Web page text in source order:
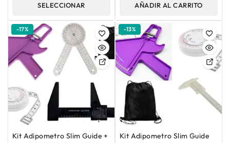
SELECCIONAR
OPCIONES
AÑADIR AL CARRITO
-17%
Kit Adipometro Slim Guide +
-13%
Kit Adipometro Slim Guide